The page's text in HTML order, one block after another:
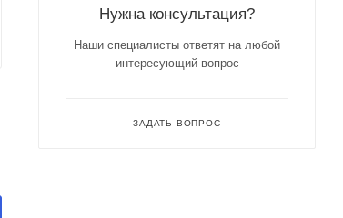
Нужна консультация?
Наши специалисты ответят на любой
интересующий вопрос
ЗАДАТЬ ВОПРОС